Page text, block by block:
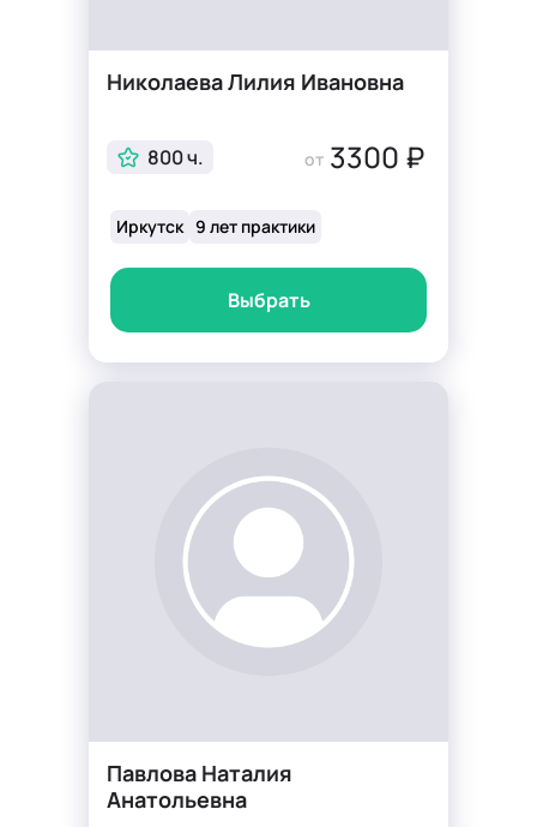
Николаева Лилия Ивановна
800 ч. от 3300 ₽
Иркутск 9 лет практики
Выбрать
Павлова Наталия
Анатольевна